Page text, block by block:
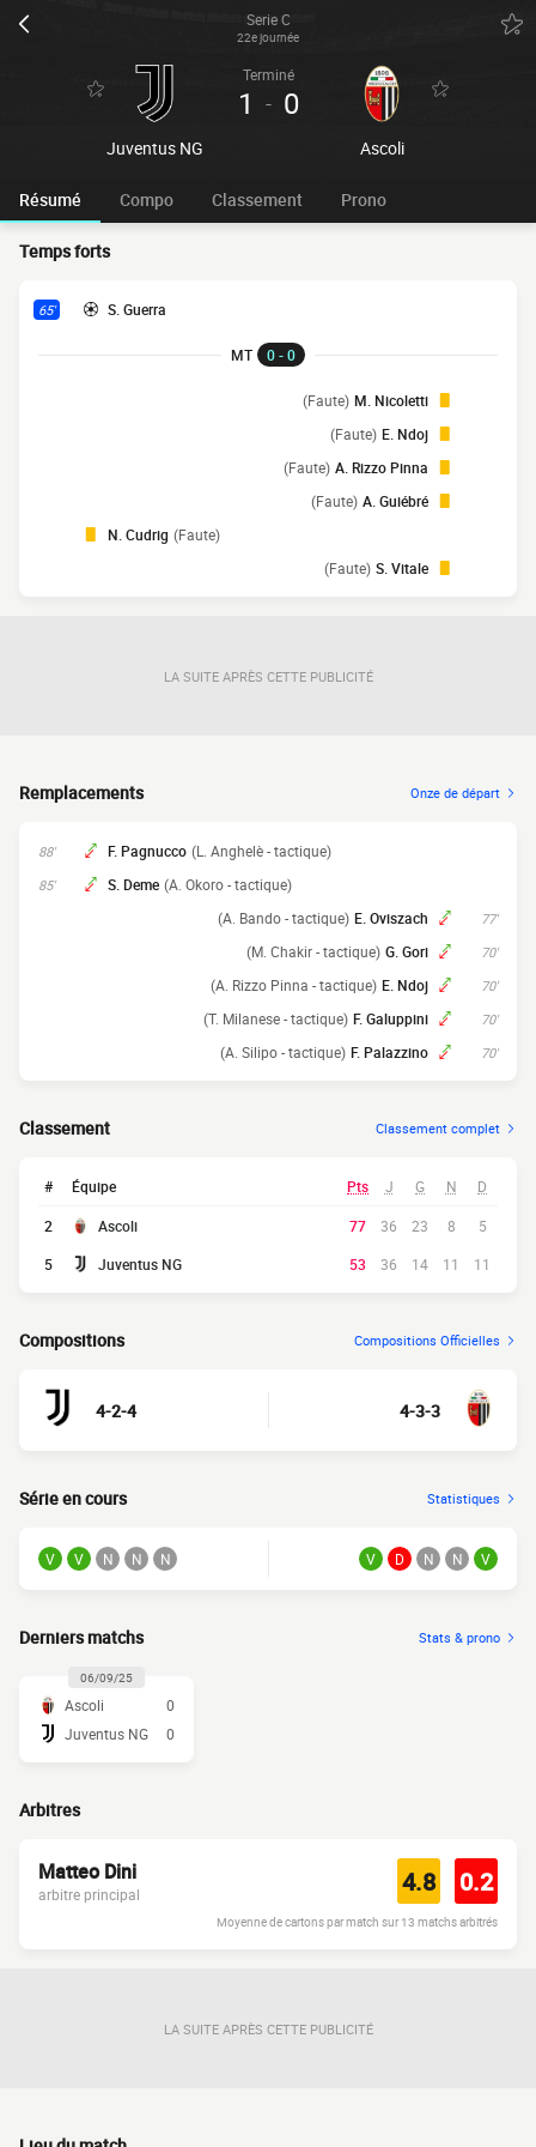
Serie C
22e journée
Juventus NG
Terminé
1 - 0
Ascoli
Résumé Compo Classement Prono
Temps forts
65' S. Guerra
MT 0 - 0
M. Nicoletti
(Faute)
E. Ndoj
(Faute)
A. Rizzo Pinna
(Faute)
A. Guiébré
(Faute)
N. Cudrig (Faute)
S. Vitale
(Faute)
LA SUITE APRÈS CETTE PUBLICITÉ
Remplacements Onze de départ
88' F. Pagnucco (L. Anghelè - tactique)
85' S. Deme (A. Okoro - tactique)
77'
E. Oviszach
(A. Bando - tactique)
70'
G. Gori
(M. Chakir - tactique)
70'
E. Ndoj
(A. Rizzo Pinna - tactique)
70'
F. Galuppini
(T. Milanese - tactique)
70'
F. Palazzino
(A. Silipo - tactique)
Classement Classement complet
# Équipe Pts J G N D
2 Ascoli 77 36 23 8
5
5
Juventus NG 53 36 14 11 11
Compositions Compositions Officielles
4-2-4 4-3-3
Série en cours Statistiques
V V N N N V D N N V
Derniers matchs Stats & prono
06/09/25
Ascoli
0
Juventus NG
0
Arbitres
Matteo Dini
arbitre principal 4.8 0.2
Moyenne de cartons par match sur 13 matchs arbitrés
LA SUITE APRÈS CETTE PUBLICITÉ